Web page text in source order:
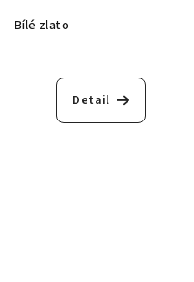
Bílé zlato
Detail